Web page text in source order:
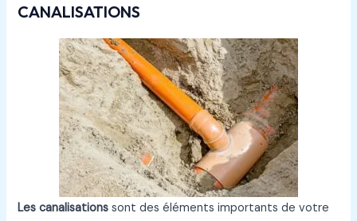
CANALISATIONS
Les canalisations sont des éléments importants de votre